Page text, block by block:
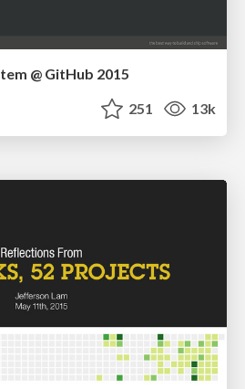
@ GitHub 2015
251 13k